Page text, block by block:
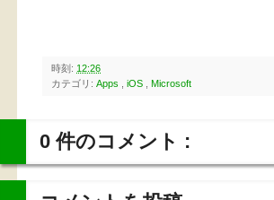
時刻: 12:26
カテゴリ: Apps iOS Microsoft
0 件のコメント :